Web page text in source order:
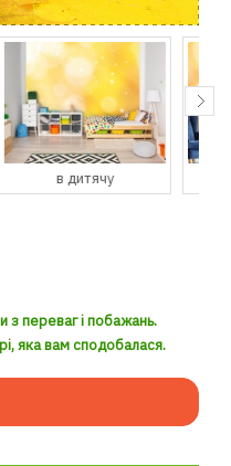
в гостьову
з переваг і побажань.
яка вам сподобалася.